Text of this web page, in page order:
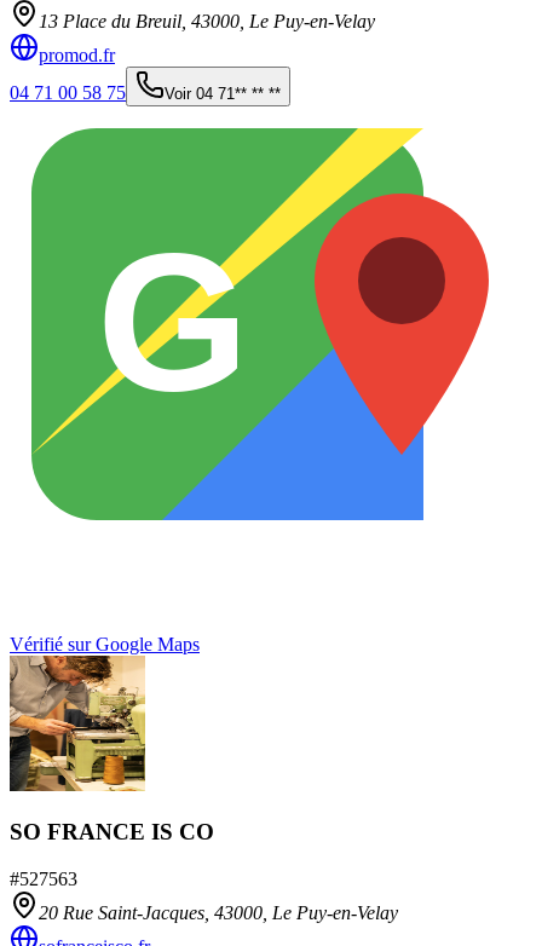
13 Place du Breuil, 43000, Le Puy-en-Velay
promod.fr
04 71 00 58 75
Voir 04 71** ** **
G
Vérifié sur Google Maps
SO FRANCE IS CO
#527563
20 Rue Saint-Jacques, 43000 Le Puy-en-Velay